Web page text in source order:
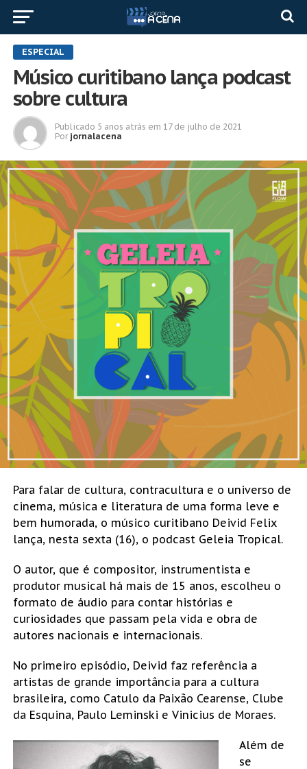
ESPECIAL
Músico curitibano lança podcast
sobre cultura
Publicado 5 anos atrás em 17 de julho de 2021
Por jornalacena
Para falar de cultura, contracultura e o universo de
cinema, música e literatura de uma forma leve e
bem humorada, o músico curitibano Deivid Felix
lança, nesta sexta (16), o podcast Geleia Tropical.
O autor, que é compositor, instrumentista e
produtor musical há mais de 15 anos, escolheu o
formato de áudio para contar histórias e
curiosidades que passam pela vida e obra de
autores nacionais e internacionais.
No primeiro episódio, Deivid faz referência a
artistas de grande importância para a cultura
brasileira, como Catulo da Paixão Cearense, Clube
da Esquina, Paulo Leminski e Vinicius de Moraes.
Além de
se